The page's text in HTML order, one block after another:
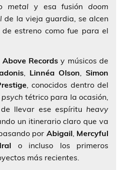
metal y esa fusión doom
de la vieja guardia, se alcen
estreno como fue para el
Above Records y músicos de
, Linnéa Olson, Simon
, conocidos dentro del
tétrico para la ocasión,
llevar ese espíritu heavy
un itinerario claro que va
por Abigail, Mercyful
o incluso los primeros
más recientes.